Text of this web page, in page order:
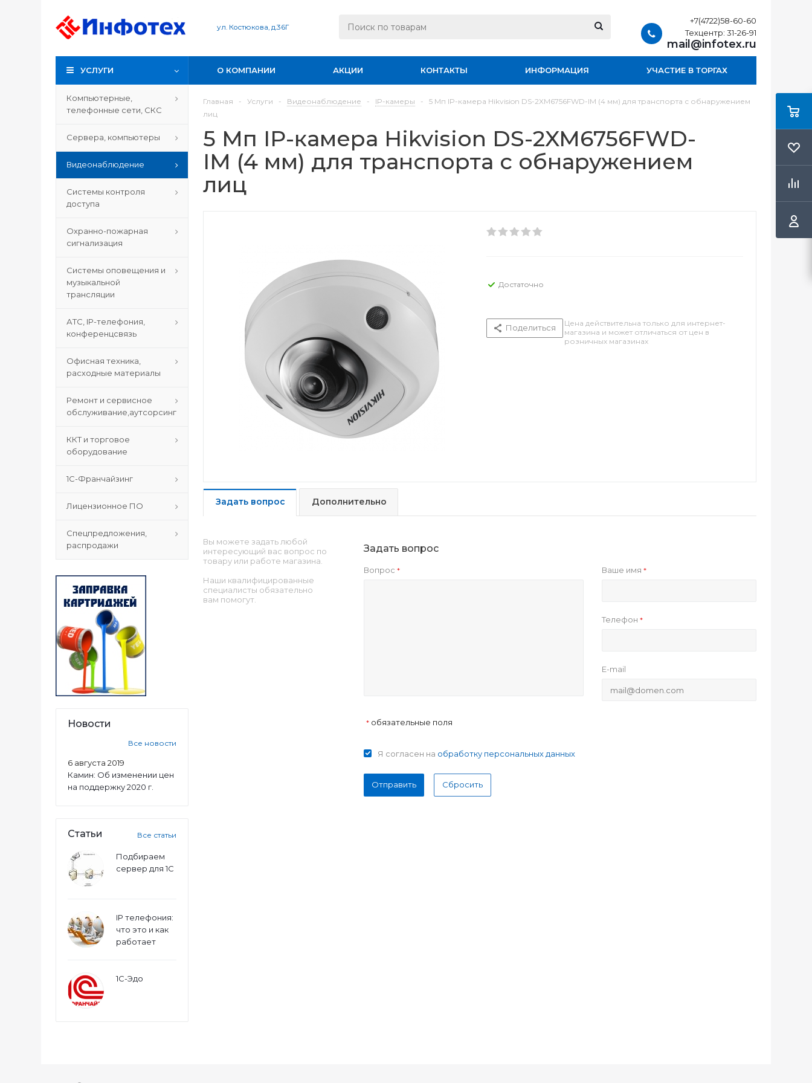
ул. Костюкова, д.36Г
+7(4722)58-60-60
Техцентр: 31-26-91
mail@infotex.ru
УСЛУГИ О КОМПАНИИ АКЦИИ КОНТАКТЫ ИНФОРМАЦИЯ УЧАСТИЕ В ТОРГАХ
Компьютерные,
телефонные сети, СКС
Сервера, компьютеры
Видеонаблюдение
Системы контроля
доступа
Охранно-пожарная
сигнализация
Системы оповещения и
музыкальной
трансляции
АТС, IP-телефония,
конференцсвязь
Офисная техника,
расходные материалы
Ремонт и сервисное
обслуживание,аутсорсинг
ККТ и торговое
оборудование
1С-Франчайзинг
Лицензионное ПО
Спецпредложения,
распродажи
Новости
Все новости
6 августа 2019
Камин: Об изменении цен
на поддержку 2020 г.
Статьи Все статьи
Подбираем
сервер для 1С
IP телефония:
что это и как
работает
1С-Эдо
Главная - Услуги - Видеонаблюдение - IP-камеры -
5 Мп IP-камера Hikvision DS-2XM6756FWD-IM (4 мм) для транспорта с обнаружением
лиц
5 Мп IP-камера Hikvision DS-2XM6756FWD-
IM (4 мм) для транспорта с обнаружением
лиц
Достаточно
Поделиться
Цена действительна только для интернет-
магазина и может отличаться от цен в
розничных магазинах
Задать вопрос Дополнительно
Вы можете задать любой
интересующий вас вопрос по
товару или работе магазина.
Наши квалифицированные
специалисты обязательно
вам помогут.
Задать вопрос
Вопрос * Ваше имя *
Телефон *
E-mail
*обязательные поля
Я согласен на обработку персональных данных
Отправить Сбросить